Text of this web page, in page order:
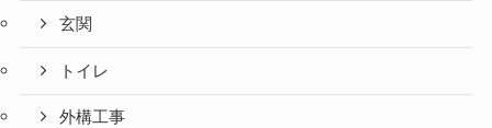
玄関
トイレ
外構工事